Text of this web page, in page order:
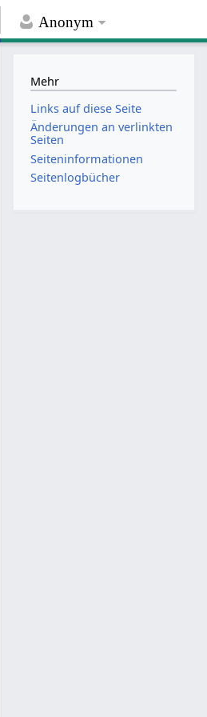
Anonym
Mehr
Links auf diese Seite
Änderungen an verlinkten
Seiten
Seiten­­informationen
Seitenlogbücher